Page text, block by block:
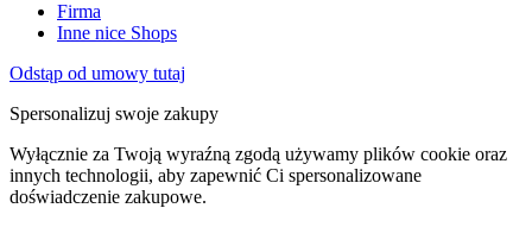
Firma
Inne nice Shops
Odstąp od umowy tutaj
Spersonalizuj swoje zakupy
Wyłącznie za Twoją wyraźną zgodą używamy plików cookie oraz
innych technologii, aby zapewnić Ci spersonalizowane
doświadczenie zakupowe.